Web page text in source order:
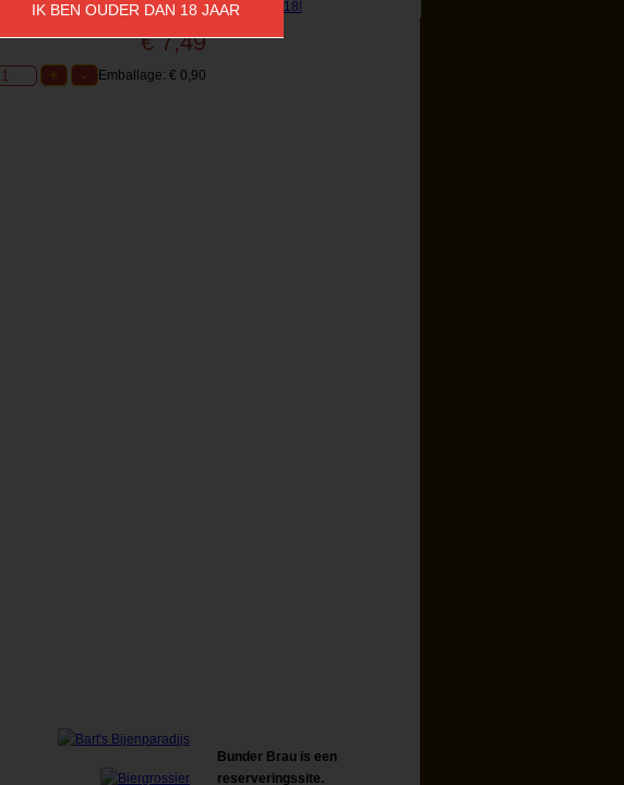
€ 7,49
Emballage: € 0,90
Bunder Brau is een
reserveringssite.
IK BEN OUDER DAN 18 JAAR